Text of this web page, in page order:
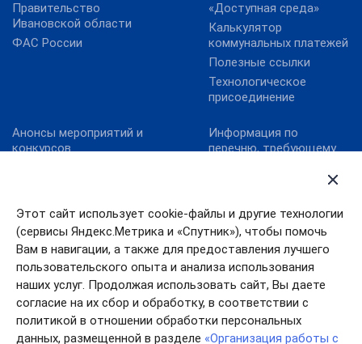
Этот сайт использует cookie-файлы и другие технологии
(сервисы Яндекс.Метрика и «Спутник»), чтобы помочь
Вам в навигации, а также для предоставления лучшего
пользовательского опыта и анализа использования
наших услуг. Продолжая использовать сайт, Вы даете
согласие на их сбор и обработку, в соответствии с
политикой в отношении обработки персональных
данных, размещенной в разделе «Организация работы с
Правительство
Ивановской области
ФАС России
«Доступная среда»
Калькулятор
коммунальных платежей
Полезные ссылки
Технологическое
присоединение
Анонсы мероприятий и
конкурсов
энергосбережения и
повышения
энергоэффективности.
Новости
Информация по
перечню, требующему
Ивановской области от
13.10.2011№ 316-п
Конкурс «МедиаТЭК»